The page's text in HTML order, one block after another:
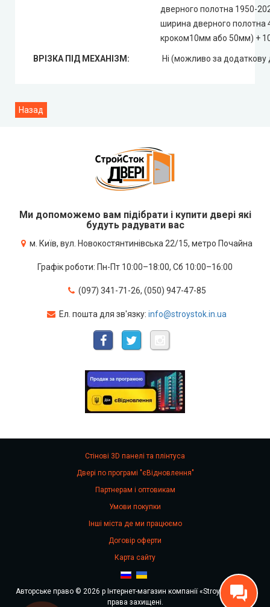
дверного полотна 1950-
ширина дверного полотна
кроком10мм або 50мм) +
ВРІЗКА ПІД МЕХАНІЗМ: Ні (можливо за додаткову
Ми допоможемо вам підібрати і купити двері які
будуть радувати вас
м. Київ, вул. Новокостянтинівська 22/15, метро Почайна
Графік роботи: Пн-Пт 10:00–18:00, Сб 10:00–16:00
(097) 341-71-26, (050) 947-47-85
Ел. пошта для зв'язку: info@stroystok.in.ua
Стінові 3D панелі та плінтуса
Двері по програмі "єВідновлення"
Партнерам і оптовикам
Умови покупки
Інші міста де ми працюємо
Договір оферти
Карта сайту
Авторське право © 2026 р Інтернет-магазин компанії «Stroy Stok». Всі
права захищені.